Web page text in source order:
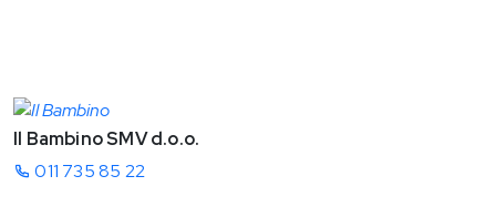
Il Bambino SMV d.o.o.
011 735 85 22